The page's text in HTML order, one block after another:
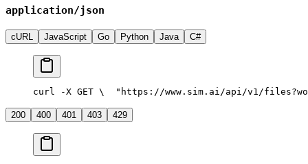
application/json
cURL JavaScript Go Python Java C#
curl -X GET \
"https://www.sim.ai/api/v1/
200 400 401 403 429